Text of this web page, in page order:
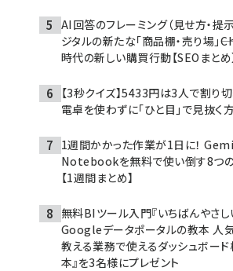
AI回答のフレーミング（見せ方・提示
ジタルの新たな「商品棚・売り場」
時代の新しい購買行動【SEOまとめ
【3秒クイズ】5433円は3人で割り
電卓を使わずに「ひと目」で見抜く
1週間かかった作業が1日に！
Notebookを無料で使い倒す8つ
【1週間まとめ】
無料BIツール入門『いちばんやさし
Googleデータポータルの教本 人
教える業務で使えるダッシュボー
本』を3名様にプレゼント